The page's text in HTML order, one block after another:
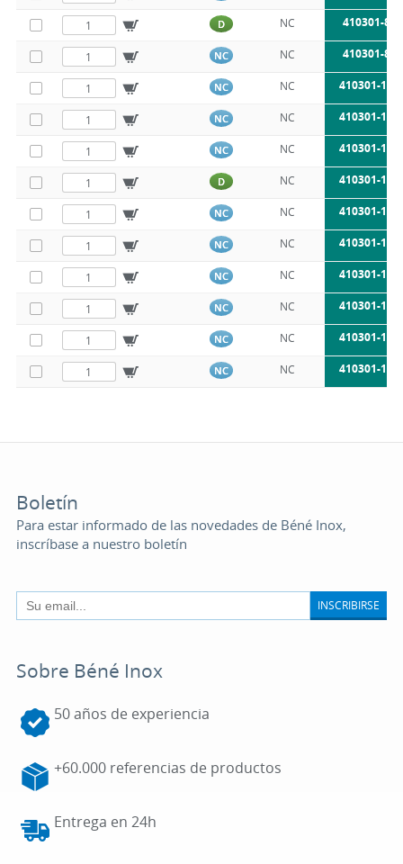
D NC 410301-
NC NC 410301-
NC NC 410301-
NC NC 410301-
NC NC 410301-
D NC 410301-
NC NC 410301-
NC NC 410301-
NC NC 410301-
NC NC 410301-
NC NC 410301-
NC NC 410301-
Boletín
Para estar informado de las novedades de Béné Inox,
inscríbase a nuestro boletín
INSCRIBIRSE
Sobre Béné Inox
50 años de experiencia
+60.000 referencias de productos
Entrega en 24h